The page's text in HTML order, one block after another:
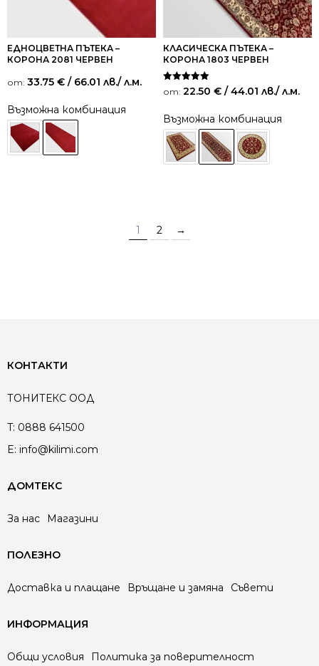
ЕДНОЦВЕТНА ПЪТЕКА –
КОРОНА 2081 ЧЕРВЕН
от: 33.75 € / 66.01 лв./ л.м.
Възможна комбинация
КЛАСИЧЕСКА ПЪТЕКА –
КОРОНА 1803 ЧЕРВЕН
Оценено на
5.00
от: 22.50 € / 44.01 лв./ л.м.
Възможна комбинация
1 2 →
КОНТАКТИ
ТОНИТЕКС ООД
T: 0888 641500
E: info@kilimi.com
ДОМТЕКС
За нас Магазини
ПОЛЕЗНО
Доставка и плащане Връщане и замяна Съвети
ИНФОРМАЦИЯ
Общи условия Политика за поверителност